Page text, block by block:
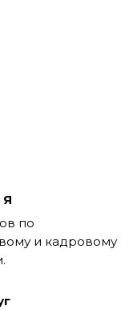
Я
по
и кадровому